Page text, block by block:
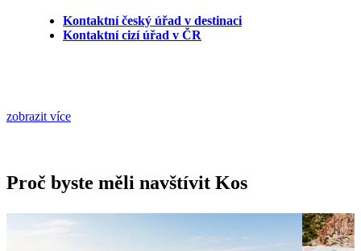
Kontaktní český úřad v destinaci
Kontaktní cizí úřad v ČR
zobrazit více
Proč byste měli navštívit Kos